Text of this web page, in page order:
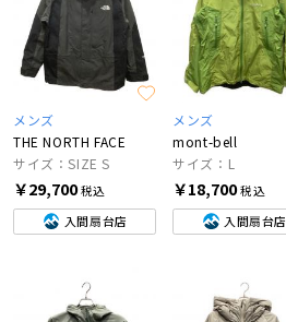
メンズ
THE NORTH FACE
サイズ：SIZE S
￥29,700税込
入間扇台店
メンズ
mont-bell
サイズ：L
￥18,700税込
入間扇台店